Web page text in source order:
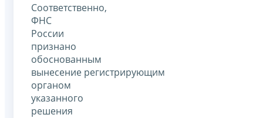
Соответственно,
ФНС
России
признано
обоснованным
вынесение регистрирующим
органом
указанного
решения